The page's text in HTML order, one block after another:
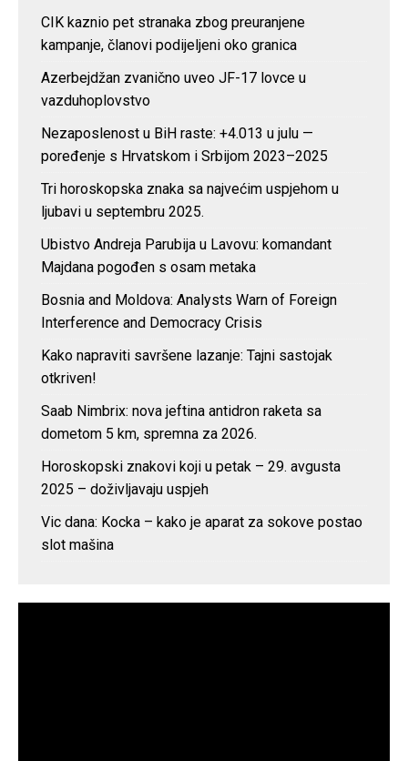
CIK kaznio pet stranaka zbog preuranjene
kampanje, članovi podijeljeni oko granica
Azerbejdžan zvanično uveo JF-17 lovce u
vazduhoplovstvo
Nezaposlenost u BiH raste: +4.013 u julu —
poređenje s Hrvatskom i Srbijom 2023–2025
Tri horoskopska znaka sa najvećim uspjehom u
ljubavi u septembru 2025.
Ubistvo Andreja Parubija u Lavovu: komandant
Majdana pogođen s osam metaka
Bosnia and Moldova: Analysts Warn of Foreign
Interference and Democracy Crisis
Kako napraviti savršene lazanje: Tajni sastojak
otkriven!
Saab Nimbrix: nova jeftina antidron raketa sa
dometom 5 km, spremna za 2026.
Horoskopski znakovi koji u petak – 29. avgusta
2025 – doživljavaju uspjeh
Vic dana: Kocka – kako je aparat za sokove postao
slot mašina